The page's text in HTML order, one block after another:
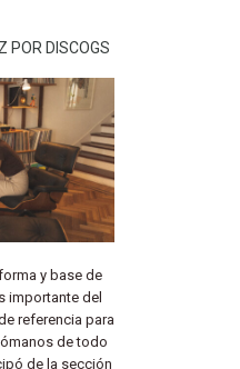
POR DISCOGS
y base de
importante del
referencia para
de todo
de la sección